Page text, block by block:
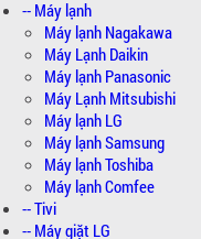
-- Máy lạnh
Máy lạnh Nagakawa
Máy Lạnh Daikin
Máy lạnh Panasonic
Máy Lạnh Mitsubishi
Máy lạnh LG
Máy lạnh Samsung
Máy lạnh Toshiba
Máy lạnh Comfee
-- Tivi
-- Máy giặt LG